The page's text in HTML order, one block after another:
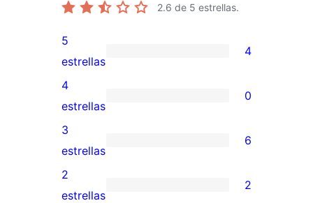
2.6 de 5 estrellas.
4
valoraciones
de
5
estrellas
5
estrellas
4
0
valoraciones
de
4
estrellas
4
estrellas
0
6
valoraciones
de
3
estrellas
6
2
2
estrellas
2